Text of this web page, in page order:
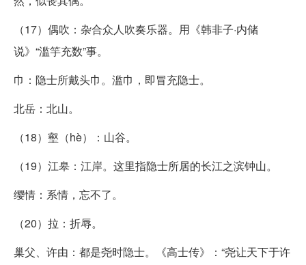
（17）偶吹：杂合众人吹奏乐器。用《韩非子·内储
说》“滥竽充数”事。
巾：隐士所戴头巾。滥巾，即冒充隐士。
北岳：北山。
（18）壑（hè）：山谷。
（19）江皋：江岸。这里指隐士所居的长江之滨钟山。
缨情：系情，忘不了。
（20）拉：折辱。
巢父、许由：都是尧时隐士。《高士传》：“尧让天下于许